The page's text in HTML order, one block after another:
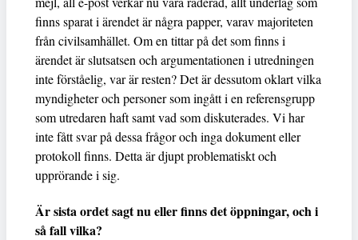
finns sparat i ärendet är några papper, varav majoriteten
från civilsamhället. Om en tittar på det som finns i
ärendet är slutsatsen och argumentationen i utredningen
inte förståelig, var är resten? Det är dessutom oklart vilka
myndigheter och personer som ingått i en referensgrupp
som utredaren haft samt vad som diskuterades. Vi har
inte fått svar på dessa frågor och inga dokument eller
protokoll finns. Detta är djupt problematiskt och
upprörande i sig.
Är sista ordet sagt nu eller finns det öppningar, och i
så fall vilka?